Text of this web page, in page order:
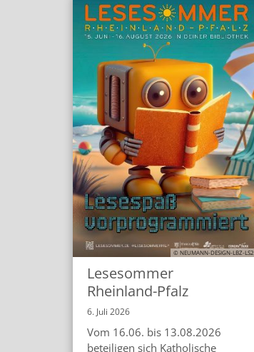
© NEUMANN-DESIGN-LBZ-
Lesesommer
Rheinland-Pfalz
6. Juli 2026
Vom 16.06. bis 13.08.2026
beteiligen sich Katholische